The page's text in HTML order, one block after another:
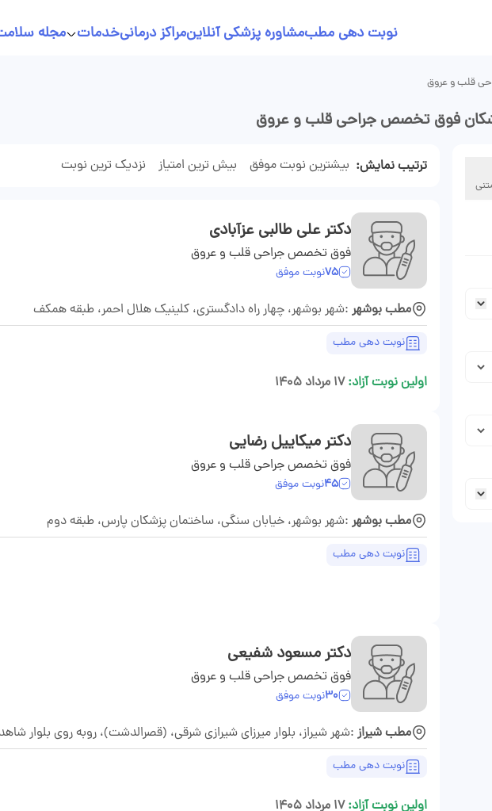
نوبت دهی مطبمشاوره پزشکی آنلاینمراکز درمانیخدمات مجله
قلب و عروق
فوق تخصص جراحی قلب و عروق
ترتیب نمایش بیشترین نوبت موفق بیش ترین امتیاز نزدیک ترین نوبت
دکتر علی طالبی عزآبادی
فوق تخصص جراحی قلب و عروق
75نوبت موفق
مطب بوشهر :شهر بوشهر، چهار راه دادگستری، کلینیک هلال احمر، طبقه همکف
نوبت دهی مطب
اولین نوبت آزاد:۱۷ مرداد ۱۴۰۵
دکتر میکاییل رضایی
فوق تخصص جراحی قلب و عروق
45نوبت موفق
مطب بوشهر :شهر بوشهر، خيابان سنگی، ساختمان پزشكان پارس، طبقه دوم
نوبت دهی مطب
دکتر مسعود شفیعی
فوق تخصص جراحی قلب و عروق
30نوبت موفق
مطب شیراز :شهر شیراز، بلوار میرزای شیرازی شرقی، (قصرالدشت)، روبه روی بلوار شاهد ،کوچه 9 الف، ساختمان نبض، طبقه
نوبت دهی مطب
اولین نوبت آزاد:۱۷ مرداد ۱۴۰۵